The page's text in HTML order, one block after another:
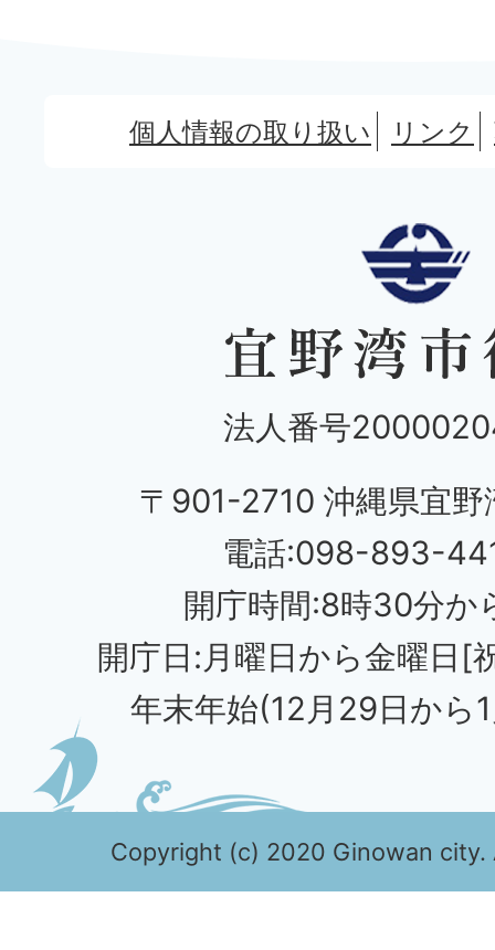
個人情報の取り扱い リンク
法人番号
〒901-2710 沖縄県宜野
電話:098-893-
開庁時間:8時30分か
開庁日:月曜日から金曜日[
年末年始(12月29日から
Copyright (c) 2020 Ginowan city.